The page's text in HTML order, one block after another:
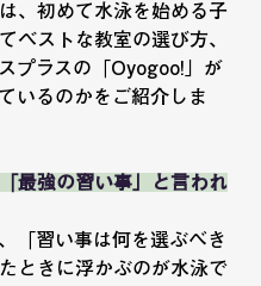
、初めて水泳を始める子
ベストな教室の選び方、
プラスの「Oyogoo!」が
いるのかをご紹介しま
最強の習い事」と言われ
「習い事は何を選ぶべき
ときに浮かぶのが水泳で